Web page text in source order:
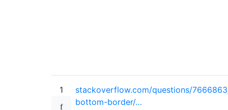
1
stackoverflow.com/questions/
bottom-border/…